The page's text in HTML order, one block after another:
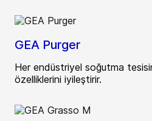
GEA Purger
Her endüstriyel soğutma
özelliklerini iyileştirir.